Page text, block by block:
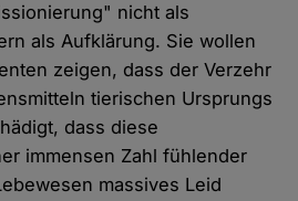
nicht als
als Aufklärung. Sie wollen
zeigen, dass der Verzehr
tierischen Ursprungs
dass diese
immensen Zahl fühlender
massives Leid